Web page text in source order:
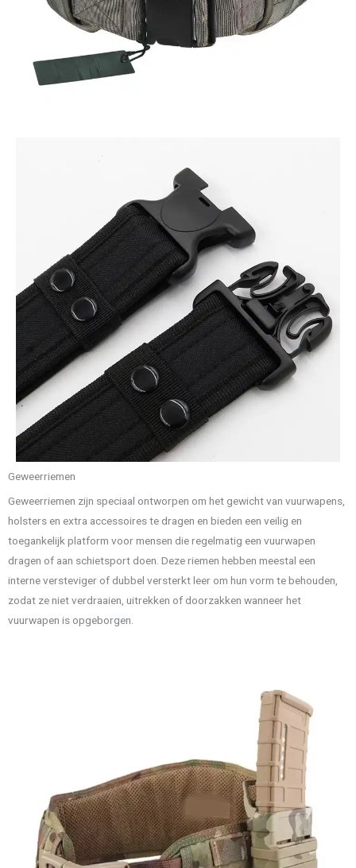
Geweerriemen
Geweerriemen zijn speciaal ontworpen om het gewicht van vuurwapens,
holsters en extra accessoires te dragen en bieden een veilig en
toegankelijk platform voor mensen die regelmatig een vuurwapen
dragen of aan schietsport doen. Deze riemen hebben meestal een
interne versteviger of dubbel versterkt leer om hun vorm te behouden,
zodat ze niet verdraaien, uitrekken of doorzakken wanneer het
vuurwapen is opgeborgen.